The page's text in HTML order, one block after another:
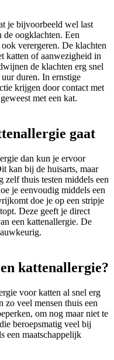
je bijvoorbeeld wel last
de oogklachten. Een
verergeren. De klachten
katten of aanwezigheid in
de klachten erg snel
duren. In ernstige
krijgen door contact met
met een kat.
gaat
dan kun je ervoor
kan bij de huisarts, maar
thuis testen middels een
je eenvoudig middels een
doe je op een stripje
Deze geeft je direct
een kattenallergie. De
kattenallergie?
voor katten al snel erg
veel mensen thuis een
om nog maar niet te
beroepsmatig veel bij
een maatschappelijk